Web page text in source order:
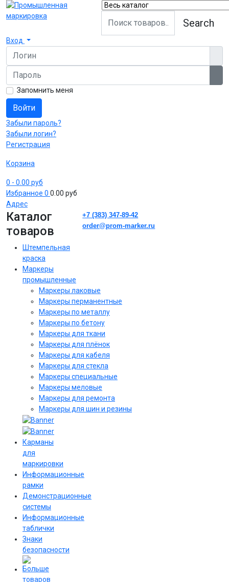
Search
Вход
Логин
Пароль
Запомнить меня
Войти
Забыли пароль?
Забыли логин?
Регистрация
Корзина
0 - 0.00 руб
Избранное 0 0.00 руб
Адрес
Каталог
товаров
Штемпельная
краска
Маркеры
промышленные
Маркеры лаковые
Маркеры перманентные
Маркеры по металлу
Маркеры по бетону
Маркеры для ткани
Маркеры для плёнок
Маркеры для кабеля
Маркеры для стекла
Маркеры специальные
Маркеры меловые
Маркеры для ремонта
Маркеры для шин и резины
Карманы
для
маркировки
Информационные
рамки
Демонстрационные
системы
Информационные
таблички
Знаки
безопасности
+7 (383) 347-89-42
order@prom-marker.ru